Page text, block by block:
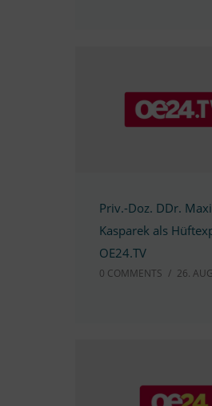
Priv.-Doz. DDr.
Kas­pa­rek als
OE24.TV
0 COMM­ENTS / 26.